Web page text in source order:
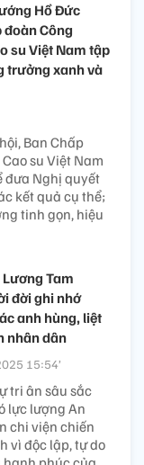
Hồ Đức
đoàn Công
su Việt Nam tập
trưởng xanh và
Ban Chấp
su Việt Nam
đưa Nghị quyết
kết quả cụ thể;
tinh gọn, hiệu
Tam
đời ghi nhớ
anh hùng, liệt
nhân dân
15:54’
tri ân sâu sắc
lực lượng An
chi viện chiến
vì độc lập, tự do